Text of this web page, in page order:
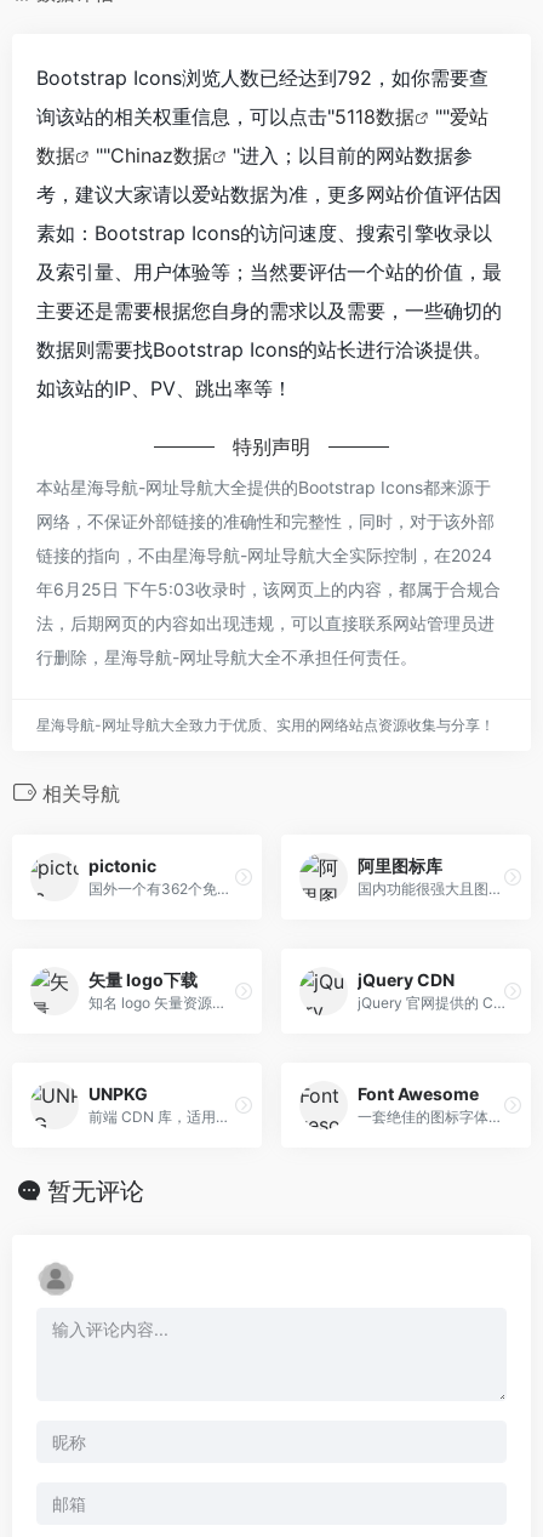
Bootstrap Icons浏览人数已经达到792，如你需要查
询该站的相关权重信息，可以点击"5118数据 ""爱站
数据
""Chinaz数据
"进入；以目前的网站数据参
考，建议大家请以爱站数据为准，更多网站价值评估因
素如：Bootstrap Icons的访问速度、搜索引擎收录以
及索引量、用户体验等；当然要评估一个站的价值，最
主要还是需要根据您自身的需求以及需要，一些确切的
数据则需要找Bootstrap Icons的站长进行洽谈提供。
如该站的IP、PV、跳出率等！
特别声明
本站星海导航-网址导航大全提供的Bootstrap Icons都来源于
网络，不保证外部链接的准确性和完整性，同时，对于该外部
链接的指向，不由星海导航-网址导航大全实际控制，在2024
年6月25日 下午5:03收录时，该网页上的内容，都属于合规合
法，后期网页的内容如出现违规，可以直接联系网站管理员进
行删除，星海导航-网址导航大全不承担任何责任。
星海导航-网址导航大全致力于优质、实用的网络站点资源收集与分享！
相关导航
pictonic
国外一个有362个免费字体图标库
阿里图标库
国内功能很强大且图标内容很丰富的矢量图标库
矢量 logo下载
知名 logo 矢量资源下载
jQuery CDN
jQuery 官网提供的 CDN 服务
UNPKG
前端 CDN 库，适用于 npm 上的所有内容。
Font Awesome
一套绝佳的图标字体库和CSS框架
暂无评论